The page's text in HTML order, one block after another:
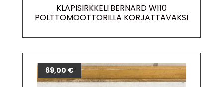
KLAPISIRKKELI BERNARD W110
POLTTOMOOTTORILLA KORJATTAVAKSI
69,00 €